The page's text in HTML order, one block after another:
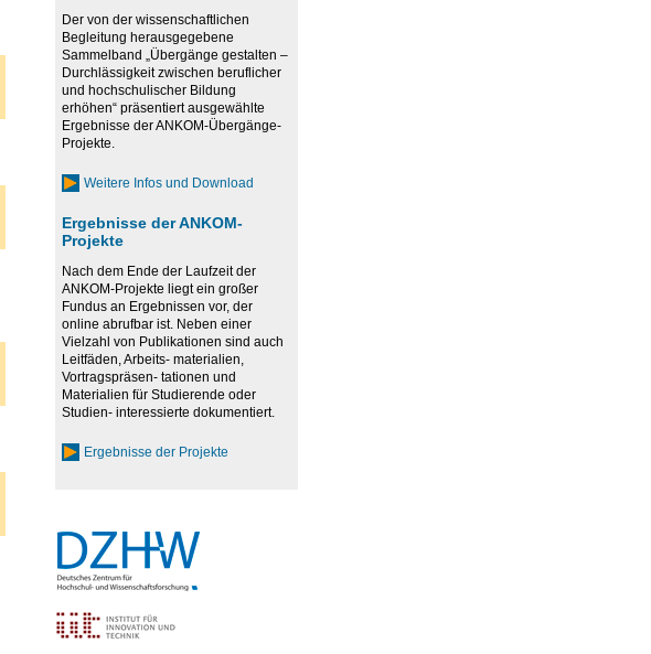
Der von der wissenschaftlichen
Begleitung herausgegebene
Sammelband „Übergänge gestalten –
Durchlässigkeit zwischen beruflicher
und hochschulischer Bildung
erhöhen“ präsentiert ausgewählte
Ergebnisse der ANKOM-Übergänge-
Projekte.
Weitere Infos und Download
Ergebnisse der ANKOM-
Projekte
Nach dem Ende der Laufzeit der
ANKOM-Projekte liegt ein großer
Fundus an Ergebnissen vor, der
online abrufbar ist. Neben einer
Vielzahl von Publikationen sind auch
Leitfäden, Arbeits- materialien,
Vortragspräsen- tationen und
Materialien für Studierende oder
Studien- interessierte dokumentiert.
Ergebnisse der Projekte